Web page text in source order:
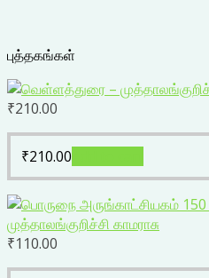
புத்தகங்கள்
₹210.00
₹210.00
₹110.00